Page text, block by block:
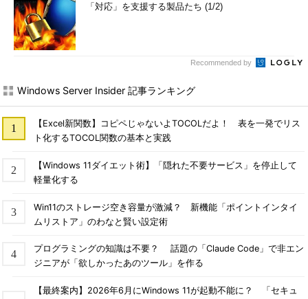
「対応」を支援する製品たち (1/2)
Recommended by
Windows Server Insider 記事ランキング
【Excel新関数】コピペじゃないよTOCOLだよ！ 表を一発でリス
ト化するTOCOL関数の基本と実践
【Windows 11ダイエット術】「隠れた不要サービス」を停止して
軽量化する
Win11のストレージ空き容量が激減？ 新機能「ポイントインタイ
ムリストア」のわなと賢い設定術
プログラミングの知識は不要？ 話題の「Claude Code」で非エン
ジニアが「欲しかったあのツール」を作る
【最終案内】2026年6月にWindows 11が起動不能に？ 「セキュ